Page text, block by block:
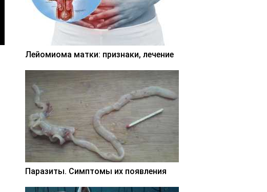
Лейомиома матки: признаки, лечение
Паразиты. Симптомы их появления